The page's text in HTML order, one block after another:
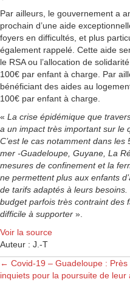
Par ailleurs, le gouvernement a
prochain d’une aide
foyers en difficultés, et plus
également rappelé. Cette aide
le RSA ou l’allocation de
100€ par enfant à charge. Par
bénéficiant des aides au
100€ par enfant à charge.
« La crise épidémique que
a un impact très important sur le
C’est le cas notamment dans
mer -Guadeloupe, Guyane, La
mesures de confinement et la
ne permettent plus aux enfants
de tarifs adaptés à leurs
budget parfois très contraint des
difficile à supporter ».
Voir la source
Auteur : J.-T
Posts
← Covid-19 – Guadeloupe : Près
inquiets pour la poursuite de leur